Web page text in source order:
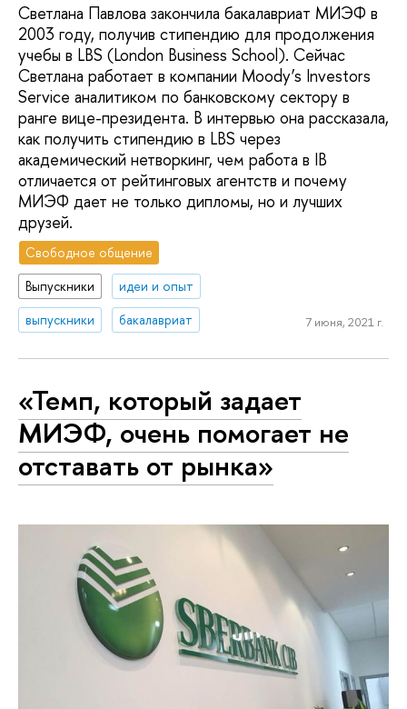
Светлана Павлова закончила бакалавриат МИЭФ в
2003 году, получив стипендию для продолжения
учебы в LBS (London Business School). Сейчас
Светлана работает в компании Moody’s Investors
Service аналитиком по банковскому сектору в
ранге вице-президента. В интервью она рассказала,
как получить стипендию в LBS через
академический нетворкинг, чем работа в IB
отличается от рейтинговых агентств и почему
МИЭФ дает не только дипломы, но и лучших
друзей.
Свободное общение
Выпускники
идеи и опыт
выпускники
бакалавриат 7 июня, 2021 г.
«Темп, который задает
МИЭФ, очень помогает не
отставать от рынка»